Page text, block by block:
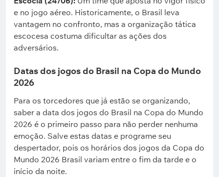
e no jogo aéreo. Historicamente, o Brasil leva
vantagem no confronto, mas a organização tática
escocesa costuma dificultar as ações dos
adversários.
Datas dos jogos do Brasil na Copa do Mundo
2026
Para os torcedores que já estão se organizando,
saber a data dos jogos do Brasil na Copa do Mundo
2026 é o primeiro passo para não perder nenhuma
emoção. Salve estas datas e programe seu
despertador, pois os horários dos jogos da Copa do
Mundo 2026 Brasil variam entre o fim da tarde e o
início da noite.